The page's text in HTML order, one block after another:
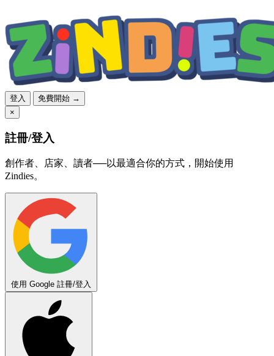
登入
免費開始 →
×
註冊/登入
創作者、店家、讀者──以最適合你的方式，開始使用
Zindies。
使用 Google 註冊/登入